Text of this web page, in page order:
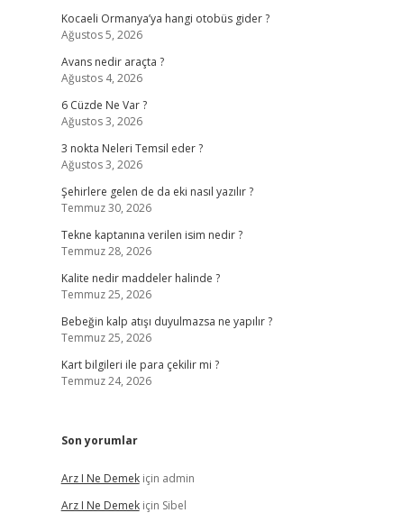
Kocaeli Ormanya’ya hangi otobüs gider ?
Ağustos 5, 2026
Avans nedir araçta ?
Ağustos 4, 2026
6 Cüzde Ne Var ?
Ağustos 3, 2026
3 nokta Neleri Temsil eder ?
Ağustos 3, 2026
Şehirlere gelen de da eki nasıl yazılır ?
Temmuz 30, 2026
Tekne kaptanına verilen isim nedir ?
Temmuz 28, 2026
Kalite nedir maddeler halinde ?
Temmuz 25, 2026
Bebeğin kalp atışı duyulmazsa ne yapılır ?
Temmuz 25, 2026
Kart bilgileri ile para çekilir mi ?
Temmuz 24, 2026
Son yorumlar
Arz I Ne Demekiçin admin
Arz I Ne Demekiçin Sibel